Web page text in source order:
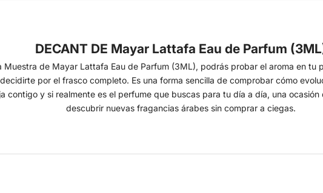
DECANT DE Mayar Lattafa Eau de Parfum
Muestra de Mayar Lattafa Eau de Parfum (3ML), podrás probar el aroma en tu
por el frasco completo. Es una forma sencilla de comprobar cómo
contigo y si realmente es el perfume que buscas para tu día a día, una ocasión
descubrir nuevas fragancias árabes sin comprar a ciegas.